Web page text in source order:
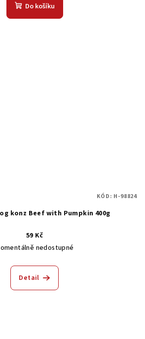
Do košíku
konz Beef with Pumpkin 400g
59 Kč
nedostupné
Detail
KÓD: H-98824